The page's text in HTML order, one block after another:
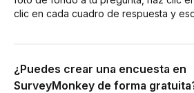
clic en cada cuadro de respuesta y
¿Puedes crear una encuesta en
SurveyMonkey de forma